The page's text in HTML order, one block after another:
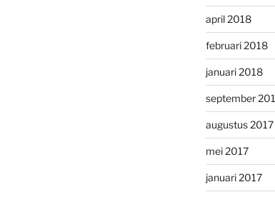
april 2018
februari 2018
januari 2018
september
augustus 2017
mei 2017
januari 2017